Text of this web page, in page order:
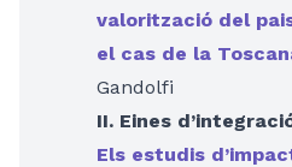
valorització del
el cas de la
Gandolfi
II. Eines
Els estudis